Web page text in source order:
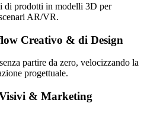
di prodotti in modelli 3D per
AR/VR.
Creativo & di Design
partire da zero, velocizzando la
progettuale.
& Marketing